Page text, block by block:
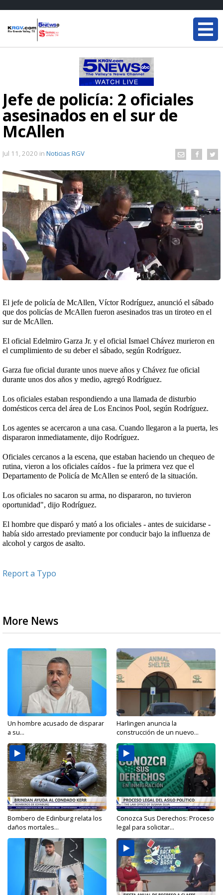
Jefe de policía: 2 oficiales
asesinados en el sur de
McAllen
Jul 11, 2020 in Noticias RGV
El jefe de policía de McAllen, Víctor Rodríguez, anunció el sábado
que dos policías de McAllen fueron asesinados tras un tiroteo en el
sur de McAllen.
El oficial Edelmiro Garza Jr. y el oficial Ismael Chávez murieron en
el cumplimiento de su deber el sábado, según Rodríguez.
Garza fue oficial durante unos nueve años y Chávez fue oficial
durante unos dos años y medio, agregó Rodríguez.
Los oficiales estaban respondiendo a una llamada de disturbio
domésticos cerca del área de Los Encinos Pool, según Rodríguez.
Los agentes se acercaron a una casa. Cuando llegaron a la puerta, les
dispararon inmediatamente, dijo Rodríguez.
Oficiales cercanos a la escena, que estaban haciendo un chequeo de
rutina, vieron a los oficiales caídos - fue la primera vez que el
Departamento de Policía de McAllen se enteró de la situación.
Los oficiales no sacaron su arma, no dispararon, no tuvieron
oportunidad", dijo Rodríguez.
El hombre que disparó y mató a los oficiales - antes de suicidarse -
había sido arrestado previamente por conducir bajo la influenza de
alcohol y cargos de asalto.
Report a Typo
More News
Un hombre acusado de disparar
a su...
Harlingen anuncia la
construcción de un nuevo...
Bombero de Edinburg relata los
daños mortales...
Conozca Sus Derechos: Proceso
legal para solicitar...